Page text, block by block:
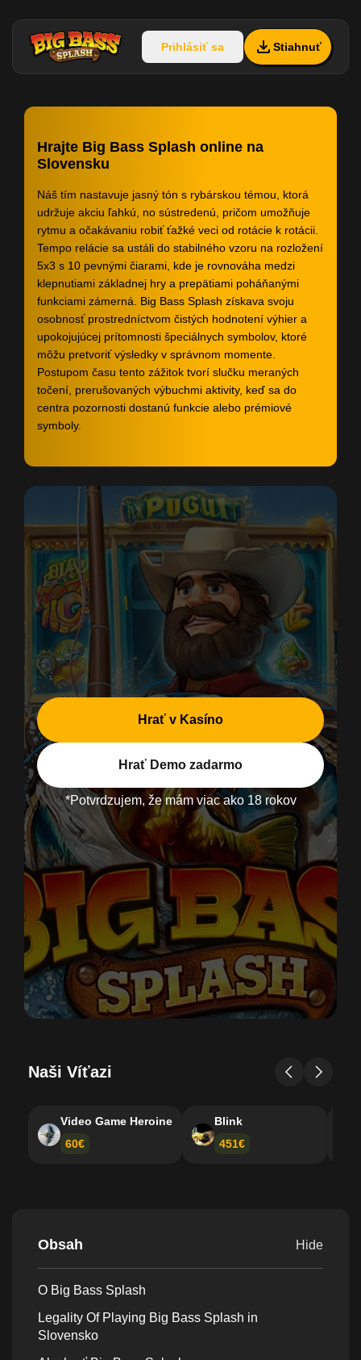
Prihlásiť sa Stiahnuť
Hrajte Big Bass Splash online na
Slovensku
Náš tím nastavuje jasný tón s rybárskou témou, ktorá
udržuje akciu ľahkú, no sústredenú, pričom umožňuje
rytmu a očakávaniu robiť ťažké veci od rotácie k rotácii.
Tempo relácie sa ustáli do stabilného vzoru na rozložení
5x3 s 10 pevnými čiarami, kde je rovnováha medzi
klepnutiami základnej hry a prepätiami poháňanými
funkciami zámerná. Big Bass Splash získava svoju
osobnosť prostredníctvom čistých hodnotení výhier a
upokojujúcej prítomnosti špeciálnych symbolov, ktoré
môžu pretvoriť výsledky v správnom momente.
Postupom času tento zážitok tvorí slučku meraných
točení, prerušovaných výbuchmi aktivity, keď sa do
centra pozornosti dostanú funkcie alebo prémiové
symboly.
Hrať v Kasíno
Hrať Demo zadarmo
*Potvrdzujem, že mám viac ako 18 rokov
Naši Víťazi
Video Game Heroine
60€
Blink
451€
Obsah Hide
O Big Bass Splash
Legality Of Playing Big Bass Splash in
Slovensko